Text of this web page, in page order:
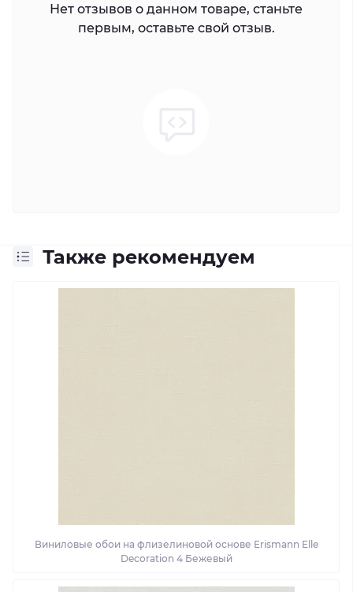
Нет отзывов о данном товаре, станьте
первым, оставьте свой отзыв.
Также рекомендуем
Виниловые обои на флизелиновой основе Erismann Elle
Decoration 4 Бежевый